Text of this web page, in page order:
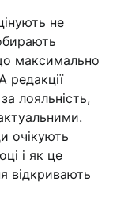
не
максимально
редакції
лояльність,
очікують
і як це
відкривають